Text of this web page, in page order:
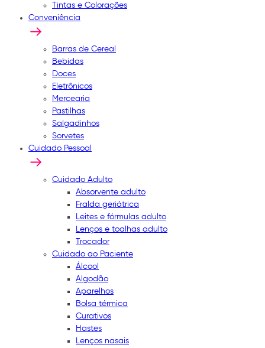
Tintas e Colorações
Conveniência
Barras de Cereal
Bebidas
Doces
Eletrônicos
Mercearia
Pastilhas
Salgadinhos
Sorvetes
Cuidado Pessoal
Cuidado Adulto
Absorvente adulto
Fralda geriátrica
Leites e fórmulas adulto
Lenços e toalhas adulto
Trocador
Cuidado ao Paciente
Álcool
Algodão
Aparelhos
Bolsa térmica
Curativos
Hastes
Lenços nasais